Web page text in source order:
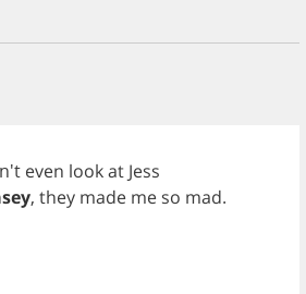
even lookat Jess
, they made me so mad.